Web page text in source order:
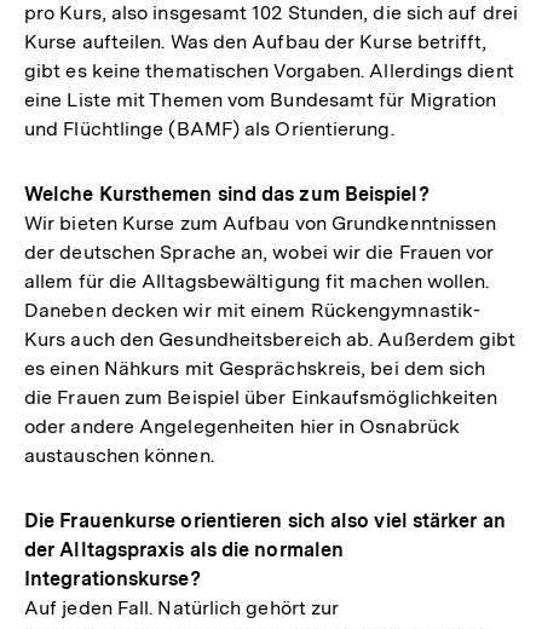
pro Kurs, also insgesamt 102 Stunden, die sich auf drei
Kurse aufteilen. Was den Aufbau der Kurse betrifft,
gibt es keine thematischen Vorgaben. Allerdings dient
eine Liste mit Themen vom Bundesamt für Migration
und Flüchtlinge (BAMF) als Orientierung.
Welche Kursthemen sind das zum Beispiel?
Wir bieten Kurse zum Aufbau von Grundkenntnissen
der deutschen Sprache an, wobei wir die Frauen vor
allem für die Alltagsbewältigung fit machen wollen.
Daneben decken wir mit einem Rückengymnastik-
Kurs auch den Gesundheitsbereich ab. Außerdem gibt
es einen Nähkurs mit Gesprächskreis, bei dem sich
die Frauen zum Beispiel über Einkaufsmöglichkeiten
oder andere Angelegenheiten hier in Osnabrück
austauschen können.
Die Frauenkurse orientieren sich also viel stärker an
der Alltagspraxis als die normalen
Integrationskurse?
Auf jeden Fall. Natürlich gehört zur